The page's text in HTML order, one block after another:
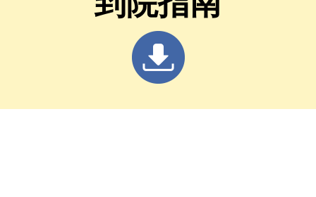
寶貴意見。